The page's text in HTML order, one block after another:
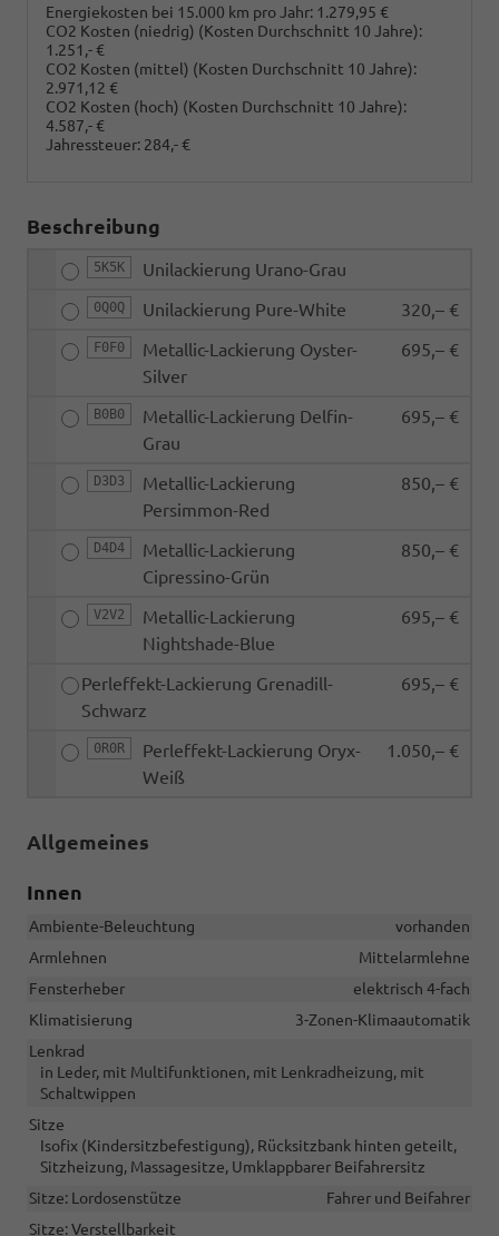
Energiekosten bei 15.000 km pro Jahr: 1.279,95 €
CO2 Kosten (niedrig) (Kosten Durchschnitt 10 Jahre):
1.251,- €
CO2 Kosten (mittel) (Kosten Durchschnitt 10 Jahre):
2.971,12 €
CO2 Kosten (hoch) (Kosten Durchschnitt 10 Jahre):
4.587,- €
Jahressteuer: 284,- €
Beschreibung
5K5K Unilackierung Urano-Grau
0Q0Q Unilackierung Pure-White 320,– €
F0F0
Metallic-Lackierung Oyster-
Silver
695,– €
B0B0
Metallic-Lackierung Delfin-
Grau
695,– €
D3D3
Metallic-Lackierung
Persimmon-Red
850,– €
D4D4
Metallic-Lackierung
Cipressino-Grün
850,– €
V2V2
Metallic-Lackierung
Nightshade-Blue
695,– €
Perleffekt-Lackierung Grenadill-
Schwarz
695,– €
0R0R
Perleffekt-Lackierung Oryx-
Weiß
1.050,– €
Allgemeines
Innen
Ambiente-Beleuchtung
vorhanden
Armlehnen
Mittelarmlehne
Fensterheber
elektrisch 4-fach
Klimatisierung
3-Zonen-Klimaautomatik
Lenkrad
in Leder, mit Multifunktionen, mit Lenkradheizung, mit
Schaltwippen
Sitze
Isofix (Kindersitzbefestigung), Rücksitzbank hinten geteilt,
Sitzheizung, Massagesitze, Umklappbarer Beifahrersitz
Sitze: Lordosenstütze
Fahrer und Beifahrer
Sitze: Verstellbarkeit